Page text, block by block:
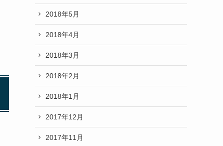
2018年5月
2018年4月
2018年3月
2018年2月
2018年1月
2017年12月
2017年11月